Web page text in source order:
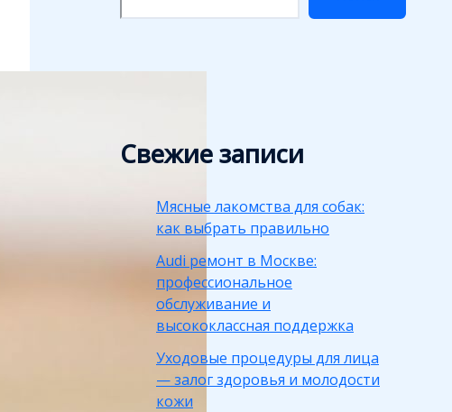
Свежие записи
Мясные лакомства для собак:
как выбрать правильно
Audi ремонт в Москве:
профессиональное
обслуживание и
высококлассная поддержка
Уходовые процедуры для лица
— залог здоровья и молодости
кожи